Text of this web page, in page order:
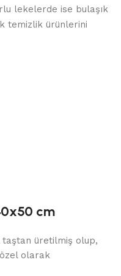
lekelerde ise bulaşık
temizlik ürünlerini
cm
taştan üretilmiş olup,
olarak